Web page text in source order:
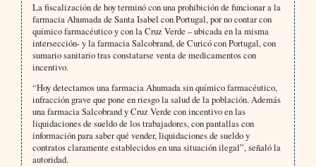
La fiscalización de hoy terminó con una prohibición de funcionar a la
farmacia Ahumada de Santa Isabel con Portugal, por no contar con
químico farmacéutico y con la Cruz Verde – ubicada en la misma
intersección- y la farmacia Salcobrand, de Curicó con Portugal, con
sumario sanitario tras constatarse venta de medicamentos con
incentivo.
“Hoy detectamos una farmacia Ahumada sin químico farmacéutico,
infracción grave que pone en riesgo la salud de la población. Además
una farmacia Salcobrand y Cruz Verde con incentivo en las
liquidaciones de sueldo de los trabajadores, con pantallas con
información para saber qué vender, liquidaciones de sueldo y
contratos claramente establecidos en una situación ilegal”, señaló la
autoridad.